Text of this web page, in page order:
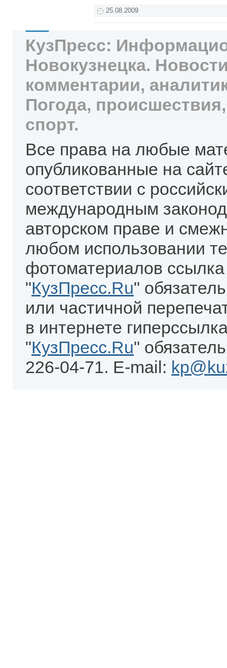
25.08.2009
КузПресс:
Новокузнецка.
комментарии,
Погода,
спорт.
Все права на любые
опубликованные на
соответствии с
международным
авторском праве и
любом использовании
фотоматериалов
"КузПресс.Ru"
или частичной
в интернете
"КузПресс.Ru"
226-04-71. E-mail: